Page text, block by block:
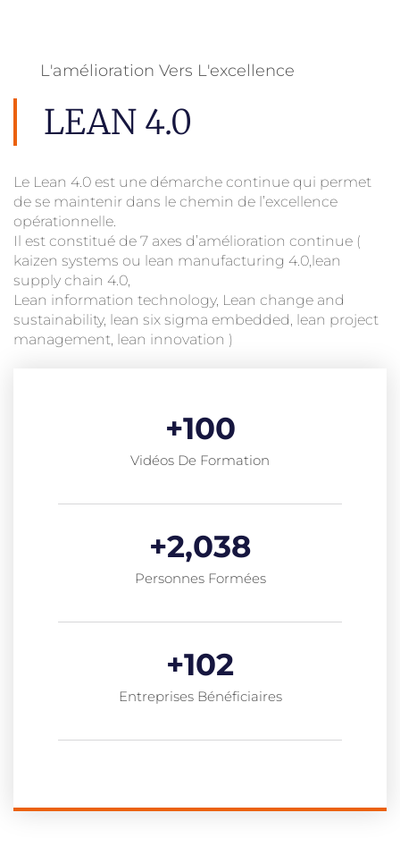
L'amélioration Vers L'excellence
LEAN 4.0
Le Lean 4.0 est une démarche continue qui permet
de se maintenir dans le chemin de l’excellence
opérationnelle.
Il est constitué de 7 axes d’amélioration continue (
kaizen systems ou lean manufacturing 4.0,lean
supply chain 4.0,
Lean information technology, Lean change and
sustainability, lean six sigma embedded, lean project
management, lean innovation )
Vidéos De Formation
+100
Personnes Formées
+2,038
Entreprises Bénéficiaires
+102